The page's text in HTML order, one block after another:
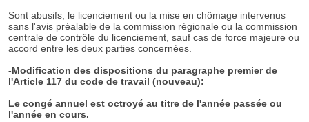
Sont abusifs, le licenciement ou la mise en chômage intervenus
sans l'avis préalable de la commission régionale ou la commission
centrale de contrôle du licenciement, sauf cas de force majeure ou
accord entre les deux parties concernées.
-Modification des dispositions du paragraphe premier de
l'Article 117 du code de travail (nouveau):
Le congé annuel est octroyé au titre de l'année passée ou
l'année en cours.